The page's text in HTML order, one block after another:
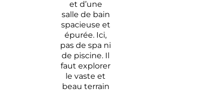
et d’une
salle de bain
spacieuse et
épurée. Ici,
pas de spa ni
de piscine. Il
faut explorer
le vaste et
beau terrain